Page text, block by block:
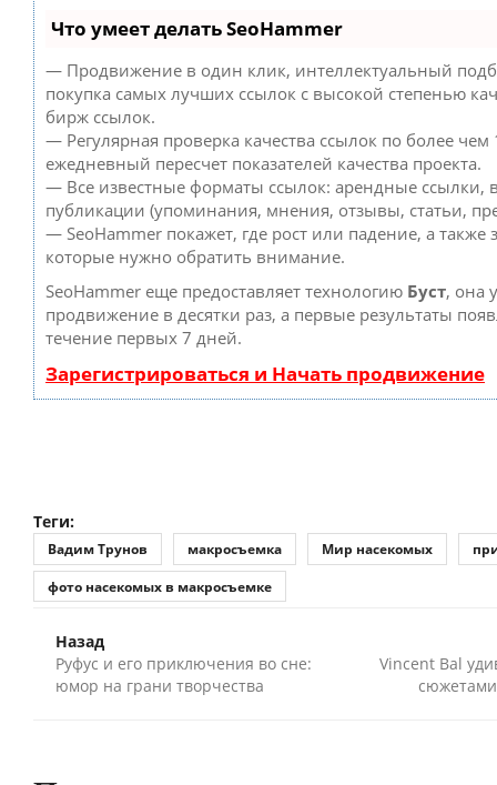
Что умеет делать SeoHammer
— Продвижение в один клик, интеллектуальный
покупка самых лучших ссылок с высокой степенью
бирж ссылок.
— Регулярная проверка качества ссылок по более чем
ежедневный пересчет показателей качества проекта.
— Все известные форматы ссылок: арендные ссылки,
публикации (упоминания, мнения, отзывы, статьи,
— SeoHammer покажет, где рост или падение, а также
которые нужно обратить внимание.
SeoHammer еще предоставляет технологию Буст, она
продвижение в десятки раз, а первые результаты
течение первых 7 дней.
Зарегистрироваться и Начать продвижение
Теги:
Вадим Трунов макросъемка Мир насекомых
фото насекомых в макросъемке
Назад
Руфус и его приключения во сне:
юмор на грани творчества
Vincent Bal